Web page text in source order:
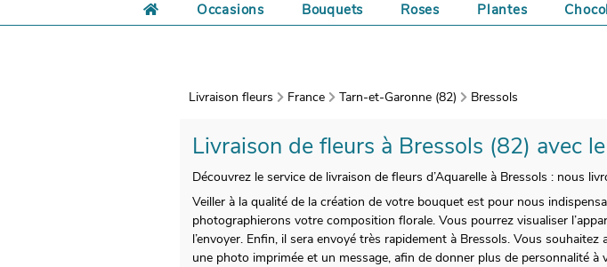
Occasions Bouquets Roses Plantes
Livraison fleurs France Tarn-et-Garonne (82) Bressols
Livraison de fleurs à Bressols (82) avec
Découvrez le service de livraison de fleurs d’Aquarelle à Bressols : nous
Veiller à la qualité de la création de votre bouquet est pour nous
photographierons votre composition florale. Vous pourrez visualiser
l’envoyer. Enfin, il sera envoyé très rapidement à Bressols. Vous
une photo imprimée et un message, afin de donner plus de personnalité à